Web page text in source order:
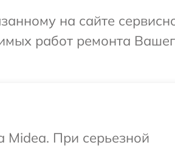
на сайте
работ ремонта
Midea. При серьезной